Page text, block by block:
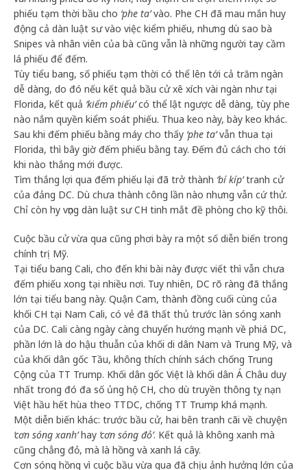
phiếu tạm thời bầu cho ‘phe ta’vào. Phe CH đã mau mắn huy
động cả dàn luật sư vào việc kiểm phiếu, nhưng dù sao bà
Snipes và nhân viên của bà cũng vẫn là những người tay cầm
lá phiếu để đếm.
Tùy tiểu bang, số phiếu tạm thời có thể lên tới cả trăm ngàn
dễ dàng, do đó nếu kết quả bầu cử xê xích vài ngàn như tại
Florida, kết quả ‘kiểm phiếu’có thể lật ngược dễ dàng, tùy phe
nào nắm quyền kiểm soát phiếu. Thua keo này, bày keo khác.
Sau khi đếm phiếu bằng máy cho thấy ‘phe ta’vẫn thua tại
Florida, thì bây giờ đếm phiếu bằng tay. Đếm đủ cách cho tới
khi nào thắng mới được.
Tìm thắng lợi qua đếm phiếu lại đã trở thành ‘bí kíp’tranh cử
của đảng DC. Dù chưa thành công lần nào nhưng vẫn cứ thử.
Chỉ còn hy vọng dàn luật sư CH tinh mắt đề phòng cho kỹ thôi.
Cuộc bầu cử vừa qua cũng phơi bày ra một số diễn biến trong
chính trị Mỹ.
Tại tiểu bang Cali, cho đến khi bài này được viết thì vẫn chưa
đếm phiếu xong tại nhiều nơi. Tuy nhiên, DC rõ ràng đã thắng
lớn tại tiểu bang này. Quận Cam, thành đồng cuối cùng của
khối CH tại Nam Cali, có vẻ đã thất thủ trước làn sóng xanh
của DC. Cali càng ngày càng chuyển hướng mạnh về phiá DC,
phần lớn là do hậu thuẫn của khối di dân Nam và Trung Mỹ, và
của khối dân gốc Tầu, không thích chính sách chống Trung
Cộng của TT Trump. Khối dân gốc Việt là khối dân Á Châu duy
nhất trong đó đa số ủng hộ CH, cho dù truyền thông tỵ nạn
Việt hầu hết hùa theo TTDC, chống TT Trump khá mạnh.
Một diễn biến khác: trước bầu cử, hai bên tranh cãi về chuyện
‘cơn sóng xanh’hay ‘cơn sóng đỏ’. Kết quả là không xanh mà
cũng chẳng đỏ, mà là hồng và xanh lá cây.
Cơn sóng hồng vì cuộc bầu vừa qua đã chịu ảnh hưởng lớn của